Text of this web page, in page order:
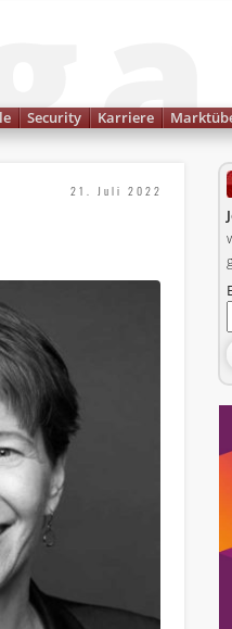
Security Karriere
21. Juli 2022